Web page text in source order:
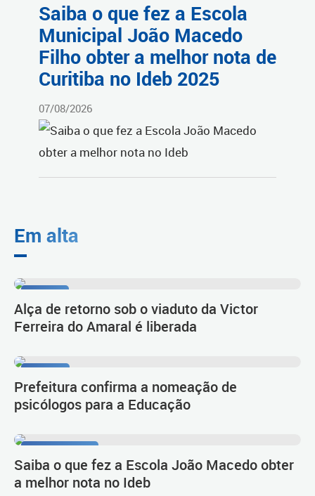
Saiba o que fez a Escola
Municipal João Macedo
Filho obter a melhor nota de
Curitiba no Ideb 2025
07/08/2026
Em alta
Alça de retorno sob o viaduto da Victor
Ferreira do Amaral é liberada
Prefeitura confirma a nomeação de
psicólogos para a Educação
Saiba o que fez a Escola João Macedo obter
a melhor nota no Ideb